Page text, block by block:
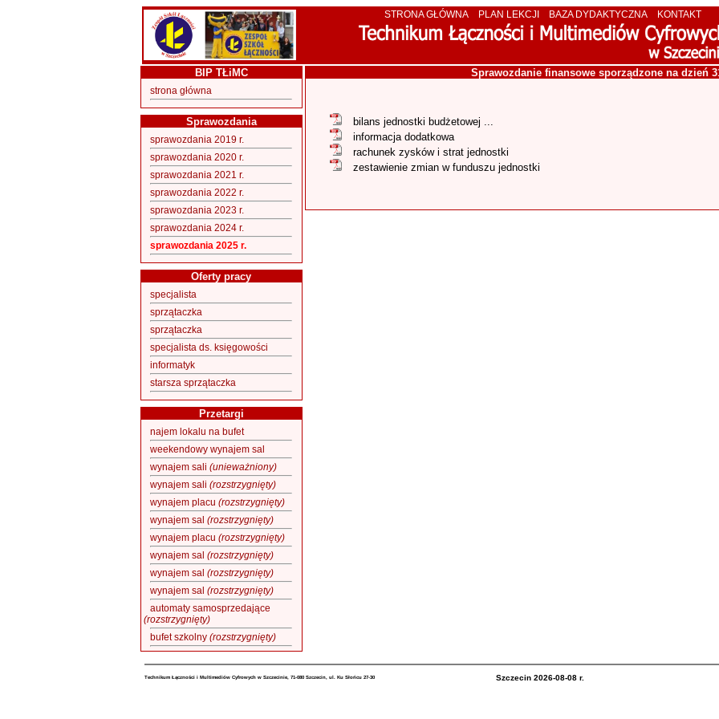
STRONA GŁÓWNA PLAN LEKCJI BAZA DYDAKTYCZNA KONTAKT
BIP TŁiMC
strona główna
Sprawozdania
sprawozdania 2019 r.
sprawozdania 2020 r.
sprawozdania 2021 r.
sprawozdania 2022 r.
sprawozdania 2023 r.
sprawozdania 2024 r.
sprawozdania 2025 r.
Oferty pracy
specjalista
sprzątaczka
sprzątaczka
specjalista ds. księgowości
informatyk
starsza sprzątaczka
Przetargi
najem lokalu na bufet
weekendowy wynajem sal
wynajem sali (unieważniony)
wynajem sali (rozstrzygnięty)
wynajem placu (rozstrzygnięty)
wynajem sal (rozstrzygnięty)
wynajem placu (rozstrzygnięty)
wynajem sal (rozstrzygnięty)
wynajem sal (rozstrzygnięty)
wynajem sal (rozstrzygnięty)
automaty samosprzedające
(rozstrzygnięty)
bufet szkolny (rozstrzygnięty)
Sprawozdanie finansowe sporządzone na dzień
bilans jednostki budżetowej ...
informacja dodatkowa
rachunek zysków i strat jednostki
zestawienie zmian w funduszu jednostki
Technikum Łączności i Multimediów Cyfrowych w Szczecinie, 71-080 Szczecin, ul. Ku Słońcu 27-30 Szczecin 2026-08-08 r.